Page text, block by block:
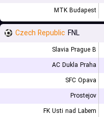
MTK Budapest
Czech Republic FNL
Slavia Prague B
AC Dukla Praha
SFC Opava
Prostejov
FK Usti nad Labem